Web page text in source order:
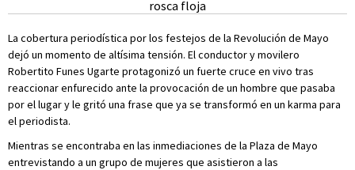
La cobertura periodística por los festejos de la Revolución de Mayo
dejó un momento de altísima tensión. El conductor y movilero
Robertito Funes Ugarte protagonizó un fuerte cruce en vivo tras
reaccionar enfurecido ante la provocación de un hombre que pasaba
por el lugar y le gritó una frase que ya se transformó en un karma para
el periodista.
Mientras se encontraba en las inmediaciones de la Plaza de Mayo
entrevistando a un grupo de mujeres que asistieron a las